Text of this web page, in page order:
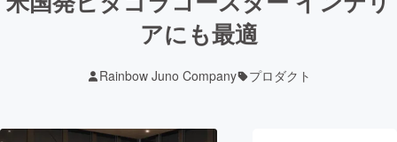
注目の新着プロ募集終了が近いプ
アにも最適
Rainbow Juno Company プロダクト